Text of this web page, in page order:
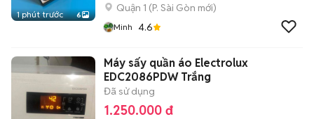
1 phút trước 6
Quận 1 (P. Sài Gòn mới)
Minh 4.6
Máy sấy quần áo Electrolux
EDC2086PDW Trắng
Đã sử dụng
1.250.000 đ